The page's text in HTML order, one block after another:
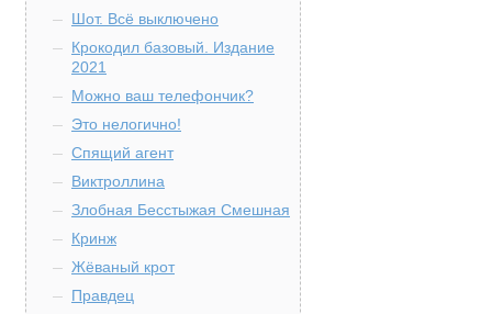
Шот. Всё выключено
Крокодил базовый. Издание
2021
Можно ваш телефончик?
Это нелогично!
Спящий агент
Виктроллина
Злобная Бесстыжая Смешная
Кринж
Жёваный крот
Правдец